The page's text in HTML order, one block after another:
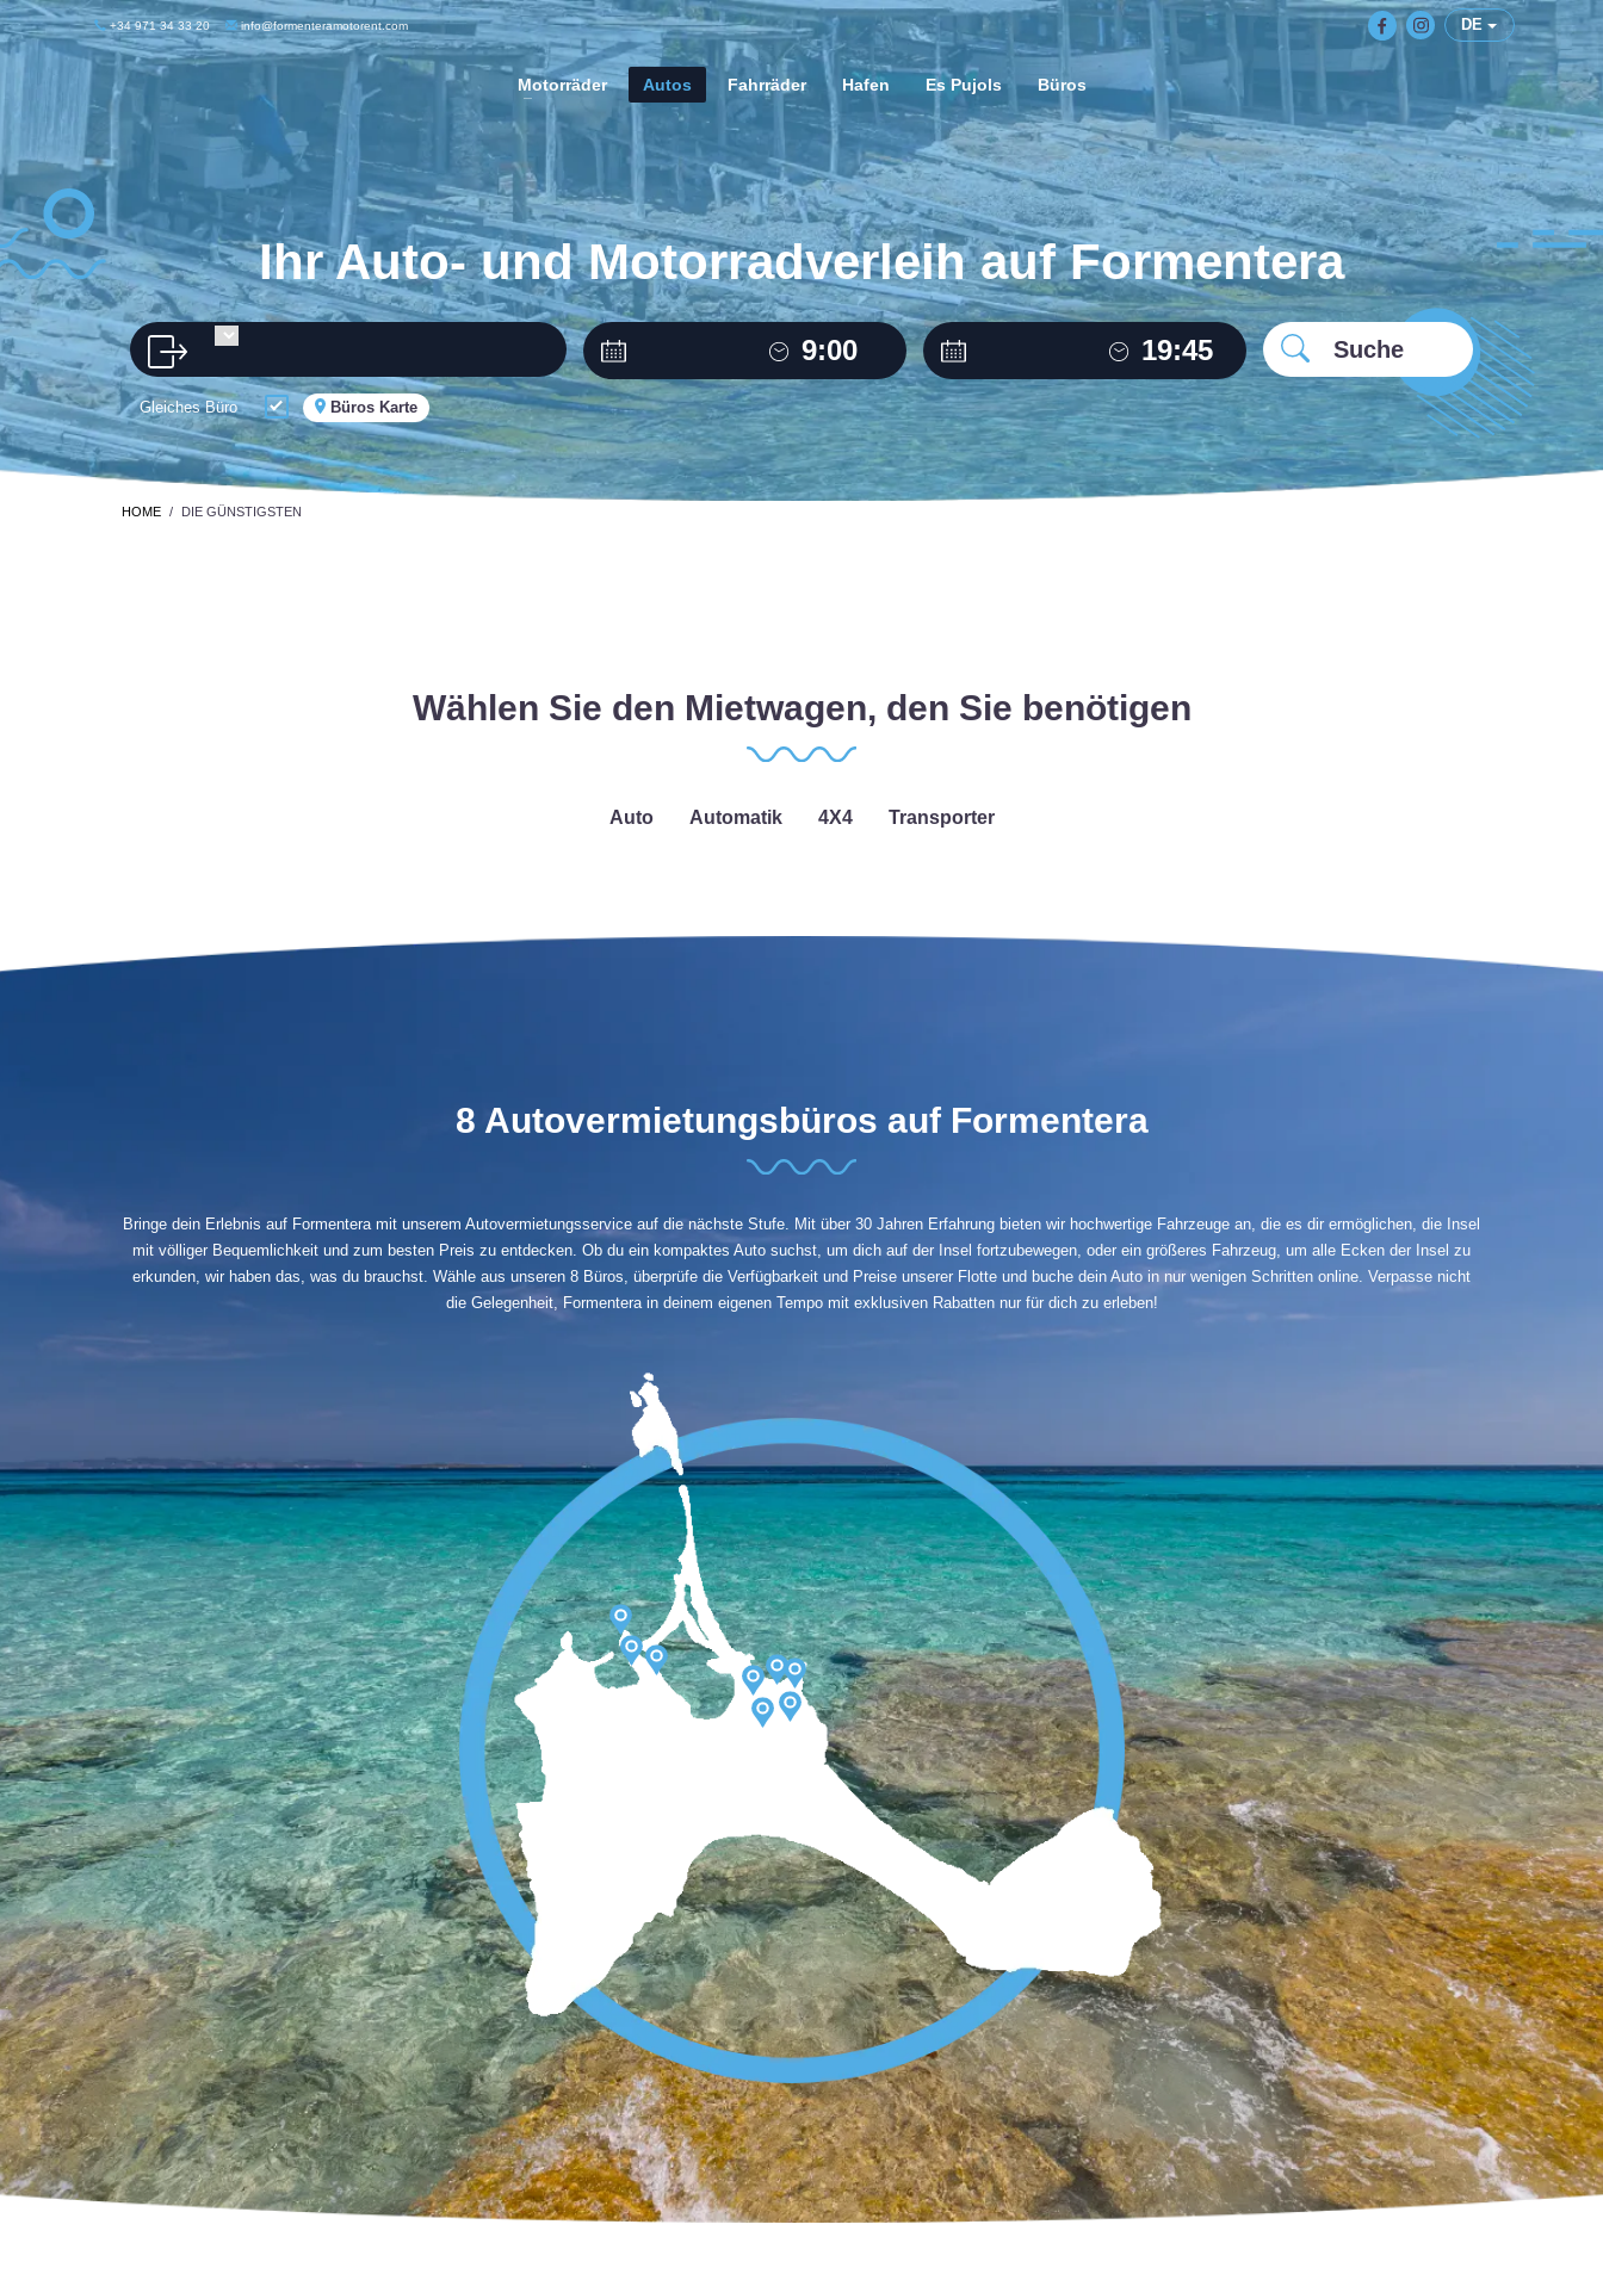
+34 971 34 33 20 info@formenteramotorent.com DE
Motorräder Autos Fahrräder Hafen Es Pujols Büros
HOME DIE GÜNSTIGSTEN
Ihr Auto- und Motorradverleih auf Formentera
Gleiches Büro Büros Karte
Wählen Sie den Mietwagen, den Sie benötigen
Auto Automatik 4X4 Transporter
8 Autovermietungsbüros auf Formentera
Bringe dein Erlebnis auf Formentera mit unserem Autovermietungsservice auf die nächste Stufe. Mit über 30 Jahren Erfahrung bieten wir hochwertige Fahrzeuge an, die es dir ermöglichen, die Insel
mit völliger Bequemlichkeit und zum besten Preis zu entdecken. Ob du ein kompaktes Auto suchst, um dich auf der Insel fortzubewegen, oder ein größeres Fahrzeug, um alle Ecken der Insel zu
erkunden, wir haben das, was du brauchst. Wähle aus unseren 8 Büros, überprüfe die Verfügbarkeit und Preise unserer Flotte und buche dein Auto in nur wenigen Schritten online. Verpasse nicht
die Gelegenheit, Formentera in deinem eigenen Tempo mit exklusiven Rabatten nur für dich zu erleben!